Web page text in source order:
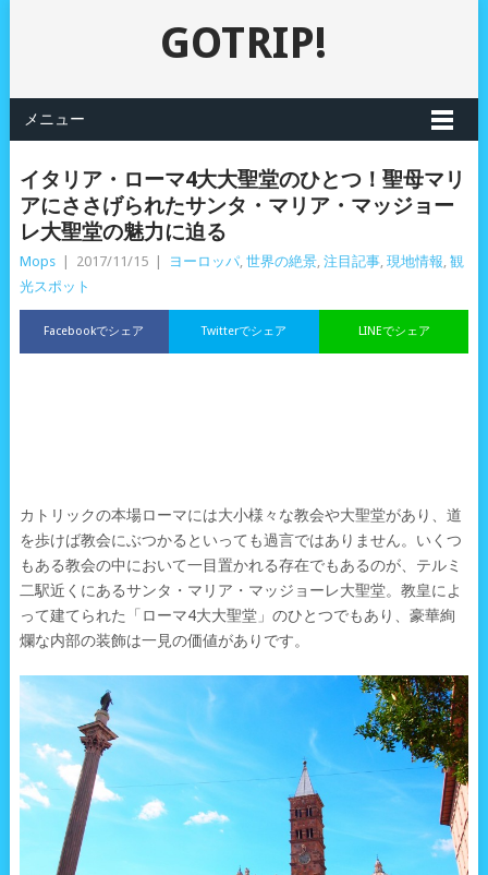
GOTRIP!
メニュー
イタリア・ローマ4大大聖堂のひとつ！聖母マリ
アにささげられたサンタ・マリア・マッジョー
レ大聖堂の魅力に迫る
Mops 2017/11/15 ヨーロッパ, 世界の絶景, 注目記事, 現地情報, 観
光スポット
Facebookでシェア LINEでシェア
Twitterでシェア
カトリックの本場ローマには大小様々な教会や大聖堂があり、道
を歩けば教会にぶつかるといっても過言ではありません。いくつ
もある教会の中において一目置かれる存在でもあるのが、テルミ
二駅近くにあるサンタ・マリア・マッジョーレ大聖堂。教皇によ
って建てられた「ローマ4大大聖堂」のひとつでもあり、豪華絢
爛な内部の装飾は一見の価値がありです。